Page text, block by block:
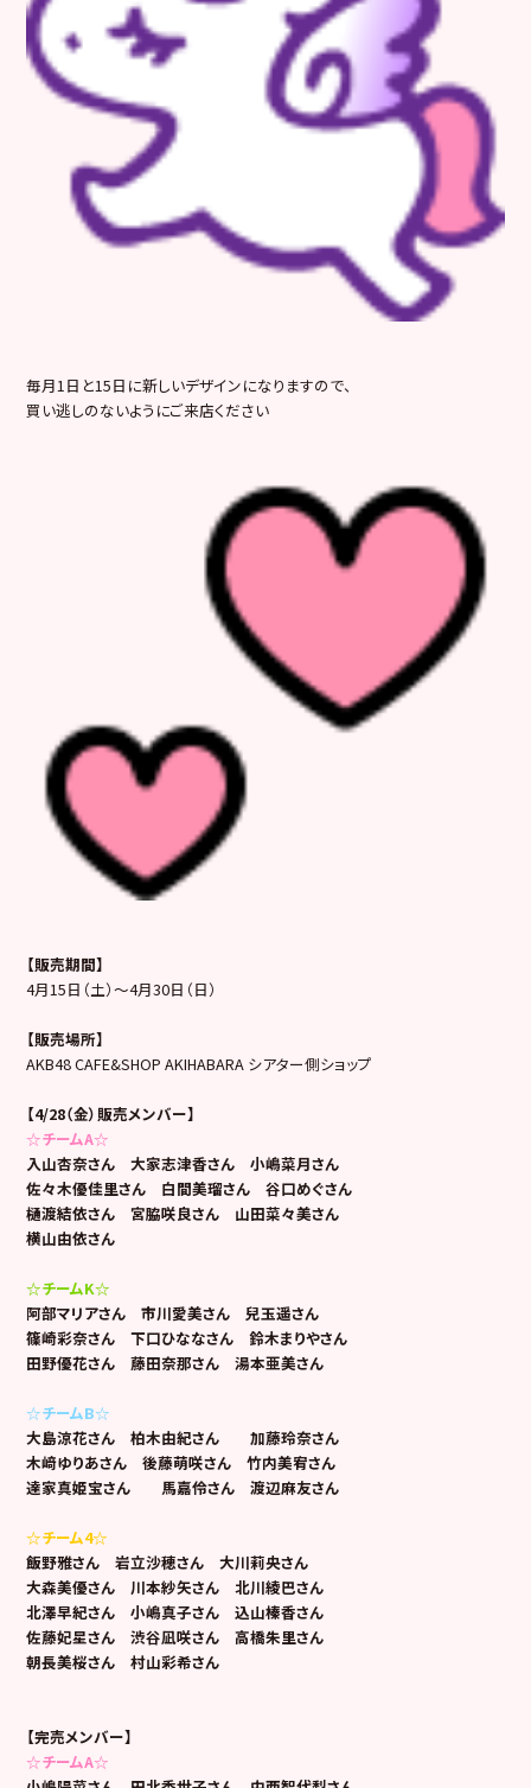
毎月1日と15日に新しいデザインになりますので、
買い逃しのないようにご来店ください
【販売期間】
4月15日（土）～4月30日（日）
【販売場所】
AKB48 CAFE&SHOP AKIHABARA シアター側ショップ
【4/28（金）販売メンバー】
☆チームA☆
入山杏奈さん 大家志津香さん 小嶋菜月さん
佐々木優佳里さん 白間美瑠さん 谷口めぐさん
樋渡結依さん 宮脇咲良さん 山田菜々美さん
横山由依さん
☆チームK☆
阿部マリアさん 市川愛美さん 兒玉遥さん
篠崎彩奈さん 下口ひななさん 鈴木まりやさん
田野優花さん 藤田奈那さん 湯本亜美さん
☆チームB☆
大島涼花さん 柏木由紀さん 加藤玲奈さん
木﨑ゆりあさん 後藤萌咲さん 竹内美宥さん
達家真姫宝さん 馬嘉伶さん 渡辺麻友さん
☆チーム4☆
飯野雅さん 岩立沙穂さん 大川莉央さん
大森美優さん 川本紗矢さん 北川綾巴さん
北澤早紀さん 小嶋真子さん 込山榛香さん
佐藤妃星さん 渋谷凪咲さん 高橋朱里さん
朝長美桜さん 村山彩希さん
【完売メンバー】
☆チームA☆